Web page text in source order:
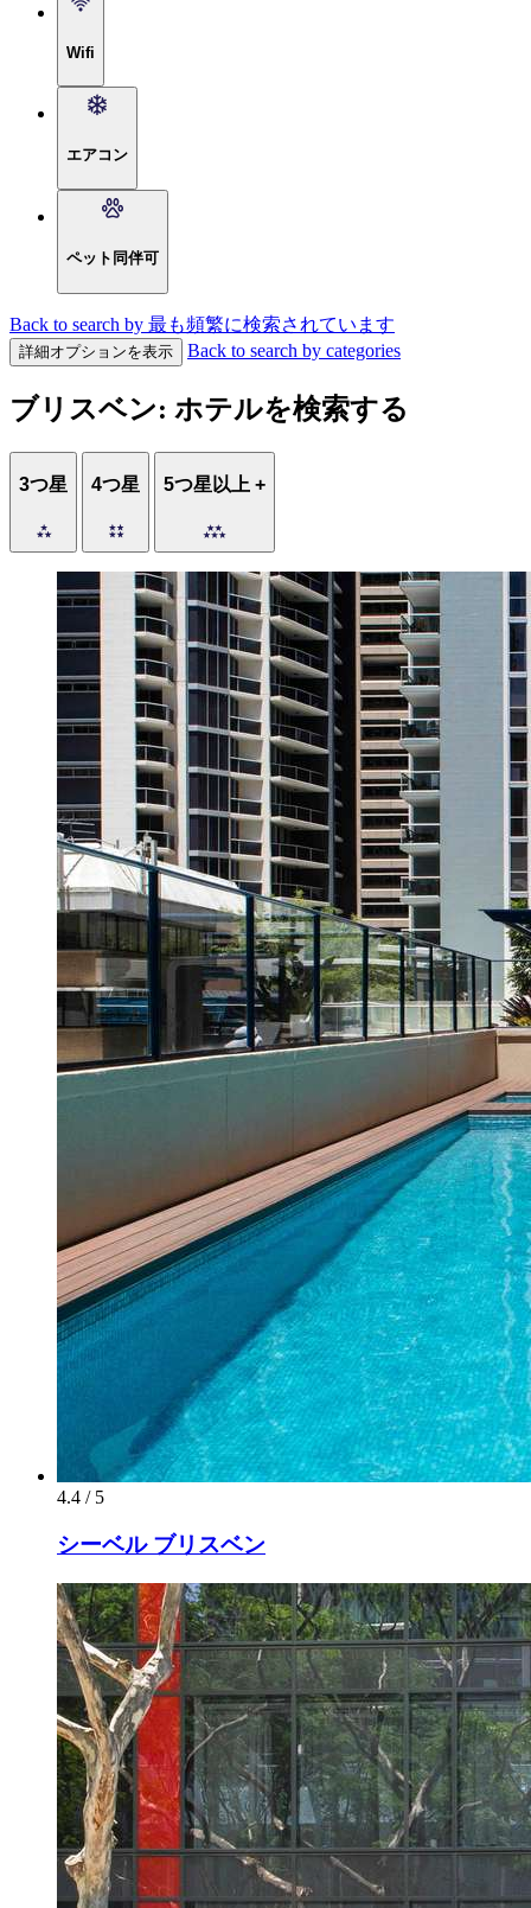
Wifi
エアコン
ペット同伴可
Back to search by 最も頻繁に検索されています
詳細オプションを表示 Back to search by categories
ブリスベン: ホテルを検索する
3つ星 4つ星 5つ星以上 +
4.4 / 5
シーベル ブリスベン